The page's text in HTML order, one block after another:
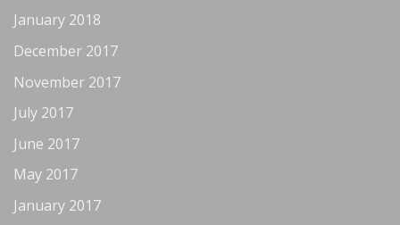
January 2018
December 2017
November 2017
July 2017
June 2017
May 2017
January 2017